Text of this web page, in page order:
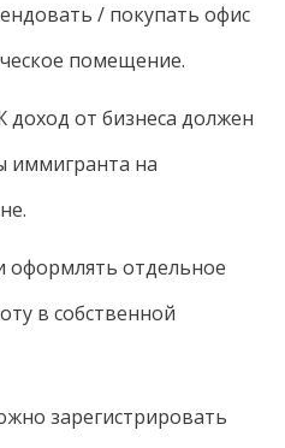
/ покупать офис
помещение.
от бизнеса должен
иммигранта на
оформлять отдельное
в собственной
зарегистрировать